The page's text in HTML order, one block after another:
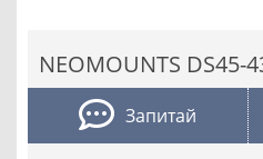
NEOMOUNTS DS45-
Запитай